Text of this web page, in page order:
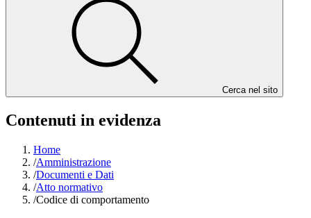
Cerca nel sito
Contenuti in evidenza
Home
/Amministrazione
/Documenti e Dati
/Atto normativo
/Codice di comportamento